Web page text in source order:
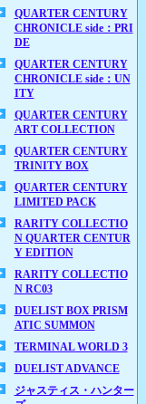
QUARTER CENTURY
CHRONICLE side：PRI
DE
QUARTER CENTURY
CHRONICLE side：UN
ITY
QUARTER CENTURY
ART COLLECTION
QUARTER CENTURY
TRINITY BOX
QUARTER CENTURY
LIMITED PACK
RARITY COLLECTIO
N QUARTER CENTUR
Y EDITION
RARITY COLLECTIO
N RC03
DUELIST BOX PRISM
ATIC SUMMON
TERMINAL WORLD 3
DUELIST ADVANCE
ジャスティス・ハンター